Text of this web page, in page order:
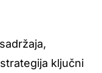
ključni